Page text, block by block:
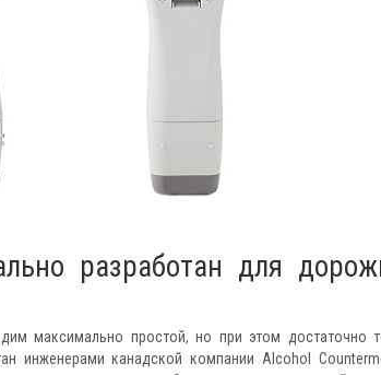
разработан для
максимально простой, но при этом достаточно
инженерами канадской компании Alcohol